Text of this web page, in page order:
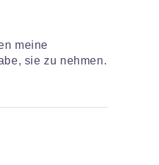
meine
sie zu nehmen.